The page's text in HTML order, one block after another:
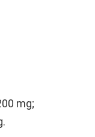
mg;